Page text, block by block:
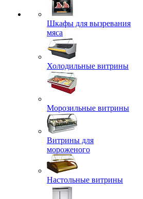
Шкафы для вызревания
мяса
Холодильные витрины
Морозильные витрины
Витрины для
мороженого
Настольные витрины